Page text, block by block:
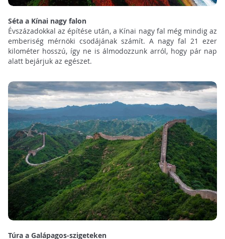
Séta a Kínai nagy falon
Évszázadokkal az építése után, a Kínai nagy fal még mindig az
emberiség mérnöki csodájának számít. A nagy fal 21 ezer
kilométer hosszú, így ne is álmodozzunk arról, hogy pár nap
alatt bejárjuk az egészet.
Túra a Galápagos-szigeteken